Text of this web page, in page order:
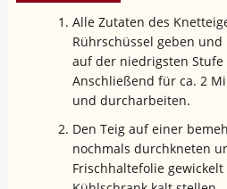
Alle Zutaten des
Rührschüssel geben
auf der niedrigsten
Anschließend für ca. 2
und durcharbeiten.
Den Teig auf einer
nochmals durchkneten
Frischhaltefolie